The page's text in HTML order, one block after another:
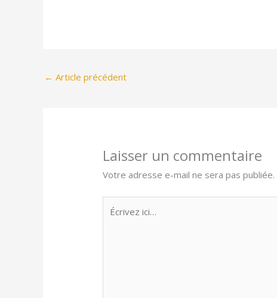
← Article précédent
Laisser un commentaire
Votre adresse e-mail ne sera pas publiée.